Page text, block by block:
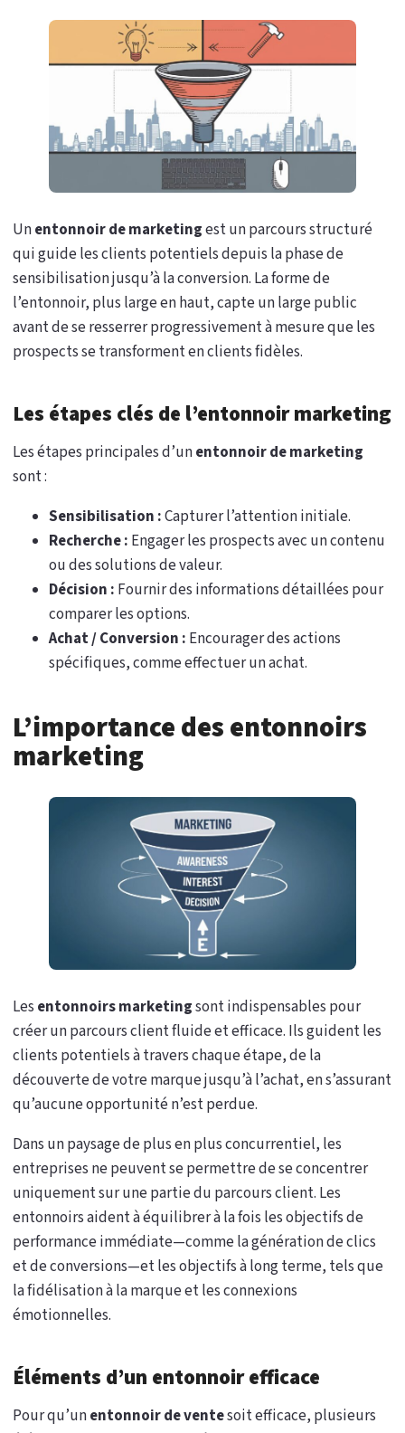
Unentonnoir de marketingest un parcours structuré
qui guide les clients potentiels depuis la phase de
sensibilisation jusqu’à la conversion. La forme de
l’entonnoir, plus large en haut, capte un large public
avant de se resserrer progressivement à mesure que les
prospects se transforment en clients fidèles.
Les étapes clés de l’entonnoir marketing
Les étapes principales d’unentonnoir de marketing
sont :
Sensibilisation :Capturer l’attention initiale.
Recherche : Engager les prospects avec un contenu
ou des solutions de valeur.
Décision : Fournir des informations détaillées pour
comparer les options.
Achat / Conversion : Encourager des actions
spécifiques, comme effectuer un achat.
L’importance des entonnoirs
marketing
Les entonnoirs marketingsont indispensables pour
créer un parcours client fluide et efficace. Ils guident les
clients potentiels à travers chaque étape, de la
découverte de votre marque jusqu’à l’achat, en s’assurant
qu’aucune opportunité n’est perdue.
Dans un paysage de plus en plus concurrentiel, les
entreprises ne peuvent se permettre de se concentrer
uniquement sur une partie du parcours client. Les
entonnoirs aident à équilibrer à la fois les objectifs de
performance immédiate—comme la génération de clics
et de conversions—et les objectifs à long terme, tels que
la fidélisation à la marque et les connexions
émotionnelles.
Éléments d’un entonnoir efficace
Pour qu’unentonnoir de ventesoit efficace, plusieurs